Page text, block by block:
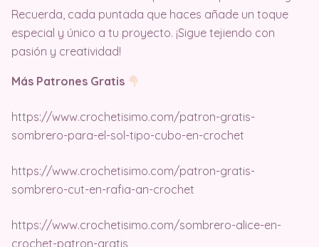
Recuerda, cada puntada que haces añade un toque
especial y único a tu proyecto. ¡Sigue tejiendo con
pasión y creatividad!
Más Patrones Gratis
https://www.crochetisimo.com/patron-gratis-
sombrero-para-el-sol-tipo-cubo-en-crochet
https://www.crochetisimo.com/patron-gratis-
sombrero-cut-en-rafia-an-crochet
https://www.crochetisimo.com/sombrero-alice-en-
crochet-patron-gratis